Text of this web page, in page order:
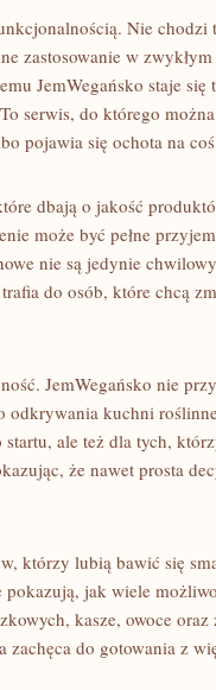
Nie chodzi
zastosowanie w
JemWegańsko staje
serwis, do którego
pojawia się ochota na
dbają o jakość
może być pełne
nie są jedynie
do osób, które chcą
JemWegańsko nie
odkrywania kuchni
ale też dla tych,
że nawet prosta
którzy lubią bawić się
jak wiele
kasze, owoce
zachęca do gotowania z